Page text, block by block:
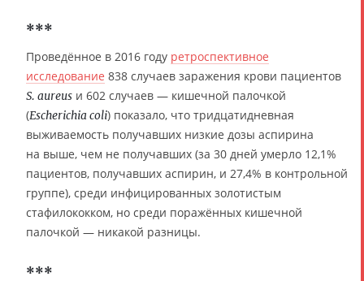
***
Проведённое в 2016 году ретроспективное
исследование 838 случаев заражения крови пациентов
S. aureus и 602 случаев — кишечной палочкой
(Escherichia coli) показало, что тридцатидневная
выживаемость получавших низкие дозы аспирина
на выше, чем не получавших (за 30 дней умерло 12,1%
пациентов, получавших аспирин, и 27,4% в контрольной
группе), среди инфицированных золотистым
стафилококком, но среди поражённых кишечной
палочкой — никакой разницы.
***